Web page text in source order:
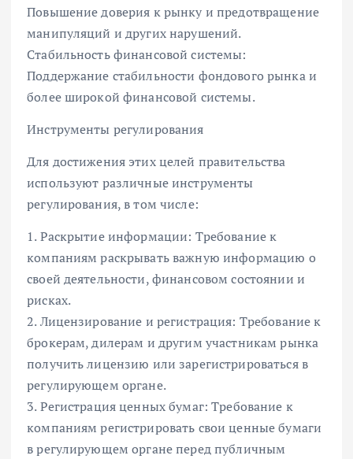
Повышение доверия к рынку и предотвращение
манипуляций и других нарушений.
Стабильность финансовой системы:
Поддержание стабильности фондового рынка и
более широкой финансовой системы.
Инструменты регулирования
Для достижения этих целей правительства
используют различные инструменты
регулирования, в том числе:
1. Раскрытие информации: Требование к
компаниям раскрывать важную информацию о
своей деятельности, финансовом состоянии и
рисках.
2. Лицензирование и регистрация: Требование к
брокерам, дилерам и другим участникам рынка
получить лицензию или зарегистрироваться в
регулирующем органе.
3. Регистрация ценных бумаг: Требование к
компаниям регистрировать свои ценные бумаги
в регулирующем органе перед публичным